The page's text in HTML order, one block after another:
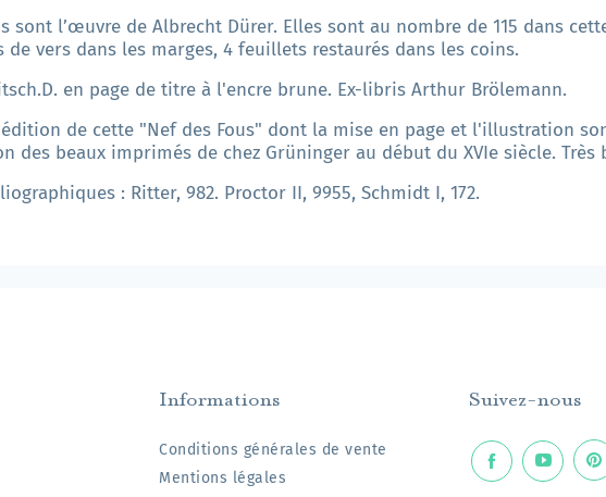
sont l’œuvre de Albrecht Dürer. Elles sont au nombre de 115 dans
de vers dans les marges, 4 feuillets restaurés dans les coins.
en page de titre à l'encre brune. Ex-libris Arthur Brölemann.
édition de cette "Nef des Fous" dont la mise en page et l'illustration
des beaux imprimés de chez Grüninger au début du XVIe siècle.
: Ritter, 982. Proctor II, 9955, Schmidt I, 172.
Informations
Conditions générales de vente
Mentions légales
Suivez-nous